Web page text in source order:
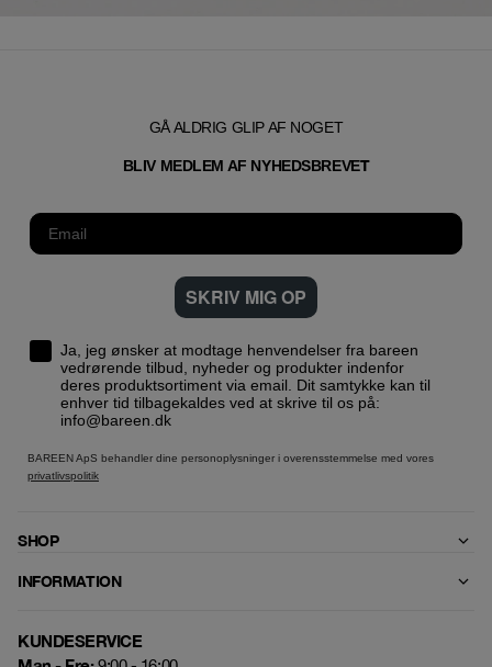
GÅ ALDRIG GLIP AF NOGET
BLIV MEDLEM AF NYHEDSBREVET
SKRIV MIG OP
Ja, jeg ønsker at modtage henvendelser fra bareen
vedrørende tilbud, nyheder og produkter indenfor
deres produktsortiment via email. Dit samtykke kan til
enhver tid tilbagekaldes ved at skrive til os på:
info@bareen.dk
BAREEN ApS behandler dine personoplysninger i overensstemmelse med vores
privatlivspolitik
SHOP
INFORMATION
KUNDESERVICE